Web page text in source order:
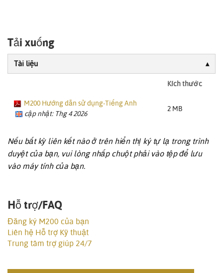
Ngôn ngữ/Khu vực
Tải xuống
Tài liệu
Kích thước
M200 Hướng dẫn sử dụng-Tiếng Anh
cập nhật: Thg 4 2026
2 MB
Nếu bất kỳ liên kết nào ở trên hiển thị ký tự lạ trong trình
duyệt của bạn, vui lòng nhấp chuột phải vào tệp để lưu
vào máy tính của bạn.
Hỗ trợ/FAQ
Đăng ký M200 của bạn
Liên hệ Hỗ trợ Kỹ thuật
Trung tâm trợ giúp 24/7